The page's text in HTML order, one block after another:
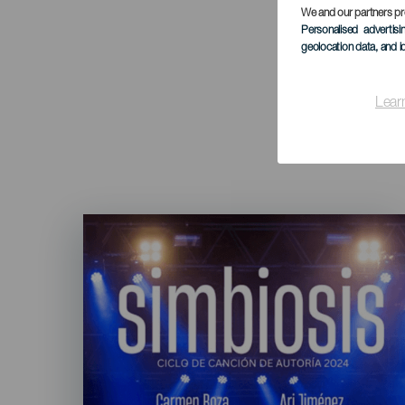
We and our partners
Personalised
geolocation data, and
Imagen